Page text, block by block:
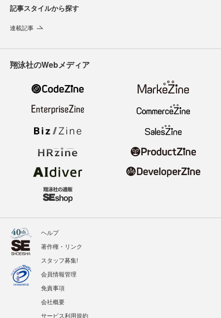
記事スタイルから探す
連載記事
翔泳社のWebメディア
ヘルプ
著作権・リンク
スタッフ募集!
会員情報管理
免責事項
会社概要
サービス利用規約